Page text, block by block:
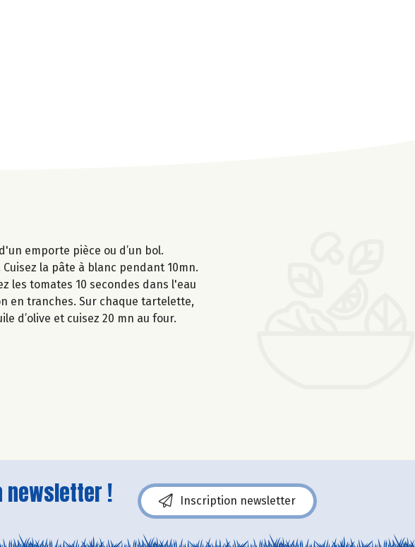
emporte pièce ou d’un bol.
la pâte à blanc pendant 10mn.
les tomates 10 secondes dans l'eau
en tranches. Sur chaque tartelette,
d’olive et cuisez 20 mn au four.
newsletter ! Inscription newsletter